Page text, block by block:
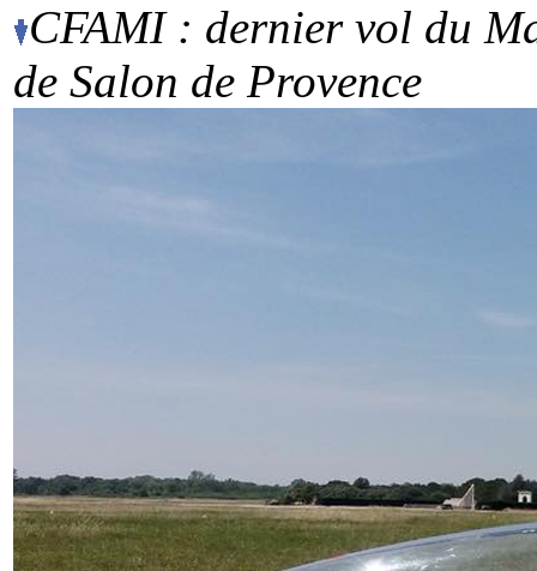
CFAMI : dernier vol du
de Salon de Provence